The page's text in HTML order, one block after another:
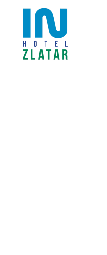
Skip to main content